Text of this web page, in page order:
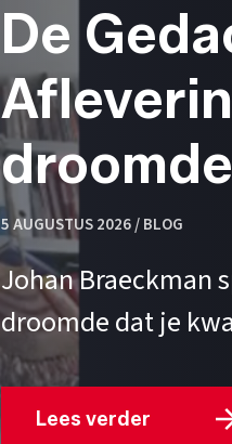
De
5 AUGUSTUS 2026 / BLOG
Johan Braeckman
droomde dat je
Lees verder